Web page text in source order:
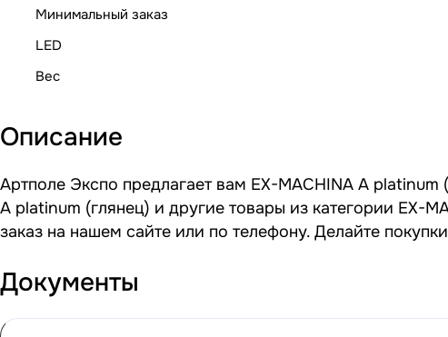
Минимальный заказ
LED
Вес
Описание
Артполе Экспо предлагает вам EX-MACHINA A
A platinum (глянец) и другие товары из категории
заказ на нашем сайте или по телефону. Делайте
Документы